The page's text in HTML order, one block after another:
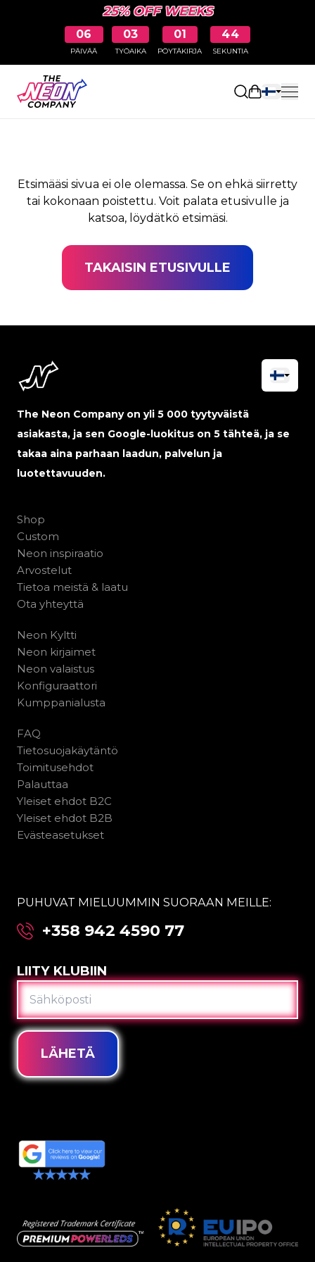
25% OFF WEEKS
06
PÄIVÄÄ
03
TYÖAIKA
01
PÖYTÄKIRJA
44
SEKUNTIA
Avaa
SIVUA EI LÖYDY
Etsimääsi sivua ei ole olemassa. Se on ehkä siirretty
tai kokonaan poistettu. Voit palata etusivulle ja
katsoa, löydätkö etsimäsi.
TAKAISIN ETUSIVULLE
The Neon Company on yli 5 000 tyytyväistä
asiakasta, ja sen Google-luokitus on 5 tähteä, ja se
takaa aina parhaan laadun, palvelun ja
luotettavuuden.
Shop
Custom
Neon inspiraatio
Arvostelut
Tietoa meistä & laatu
Ota yhteyttä
Neon Kyltti
Neon kirjaimet
Neon valaistus
Konfiguraattori
Kumppanialusta
FAQ
Tietosuojakäytäntö
Toimitusehdot
Palauttaa
Yleiset ehdot B2C
Yleiset ehdot B2B
Evästeasetukset
PUHUVAT MIELUUMMIN SUORAAN MEILLE:
+358 942 4590 77
LIITY KLUBIIN
SÄHKÖPOSTI
LÄHETÄ